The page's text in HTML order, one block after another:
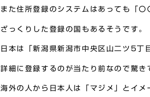
また住所登録のシステムはあっても「〇
ざっくりした登録の国もあるそうです。
日本は「新潟県新潟市中央区山二ツ5
詳細に登録するのが当たり前なので驚き
海外の人から日本人は「マジメ」とイメ